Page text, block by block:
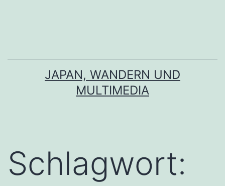
JAPAN, WANDERN UND
MULTIMEDIA
Schlagwort: